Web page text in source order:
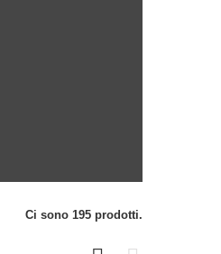
Ci sono 195 prodotti.